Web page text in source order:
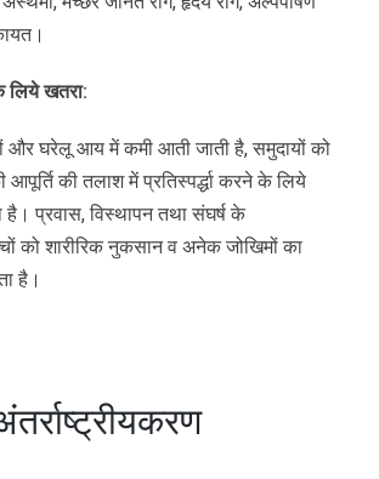
लिये खतरा:
और घरेलू आय में कमी आती जाती है, समुदायों को
आपूर्ति की तलाश में प्रतिस्पर्द्धा करने के लिये
है। प्रवास, विस्थापन तथा संघर्ष के
को शारीरिक नुकसान व अनेक जोखिमों का
है।